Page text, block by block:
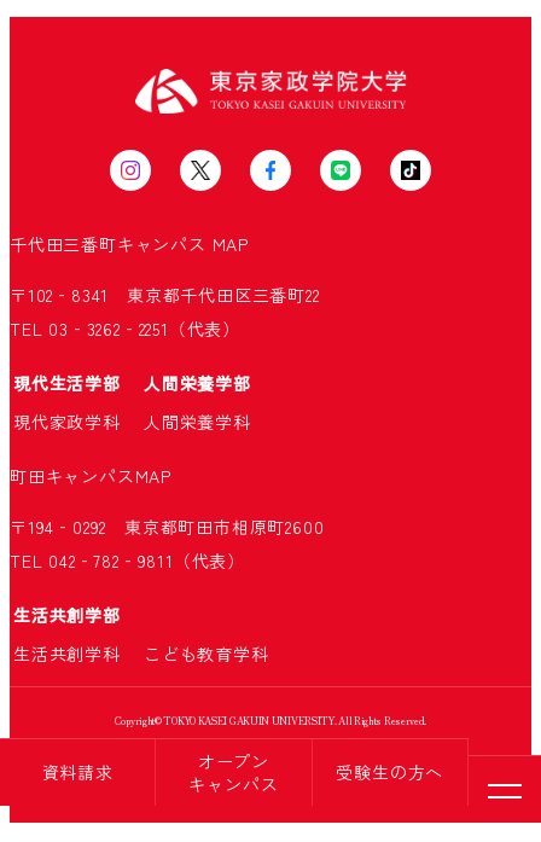
資料請求
オープン
キャンパス
受験生の方へ
メニ
千代田三番町キャンパス MAP
〒102‐8341 東京都千代田区三番町22
TEL 03‐3262‐2251（代表）
現代生活学部
人間栄養学部
現代家政学科
人間栄養学科
町田キャンパスMAP
〒194‐0292 東京都町田市相原町2600
TEL 042‐782‐9811（代表）
生活共創学部
生活共創学科
こども教育学科
Copyright© TOKYO KASEI GAKUIN UNIVERSITY. All Rights Reserved.